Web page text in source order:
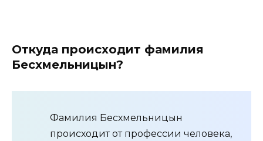
Откуда происходит фамилия
Бесхмельницын?
Фамилия Бесхмельницын
происходит от профессии человека,